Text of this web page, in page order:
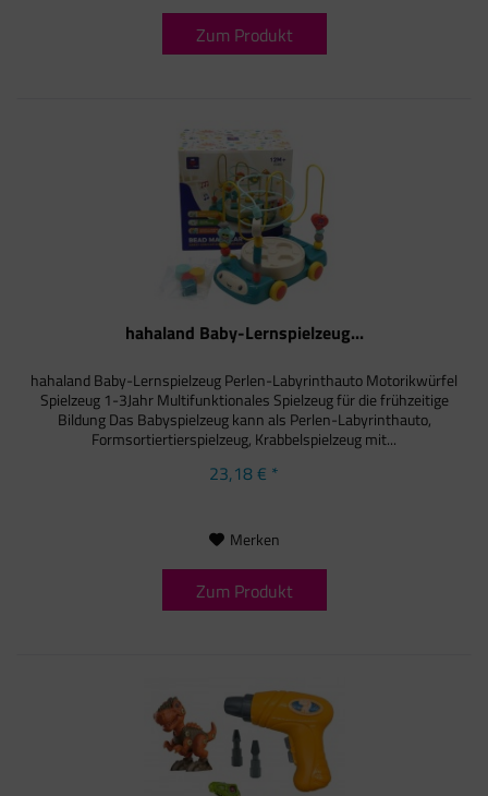
Zum Produkt
hahaland Baby-Lernspielzeug...
hahaland Baby-Lernspielzeug Perlen-Labyrinthauto Motorikwürfel
Spielzeug 1-3Jahr Multifunktionales Spielzeug für die frühzeitige
Bildung Das Babyspielzeug kann als Perlen-Labyrinthauto,
Formsortiertierspielzeug, Krabbelspielzeug mit...
23,18 € *
Merken
Zum Produkt